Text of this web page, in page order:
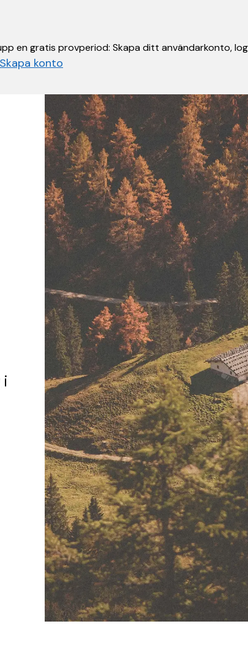
en gratis provperiod: Skapa ditt användarkonto,
Skapa konto
i